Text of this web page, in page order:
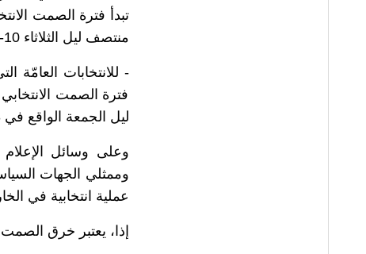
تبدأ فترة الصمت
منتصف ليل الثلاثاء 10-5- 2022 ولغاية إقفال صناديق الاقتراع
-
فترة الصمت
ليل الجمعة الواقع في 13-5- 2022 ، ولغاية إقفال صناديق الاقتراع
وعلى وسائل الإعلام
وممثلي الجهات
عملية انتخابية في
إذا، يعتبر خرق الصمت